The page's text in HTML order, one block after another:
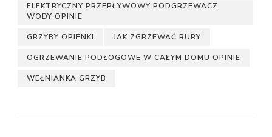
ELEKTRYCZNY PRZEPŁYWOWY PODGRZEWACZ
WODY OPINIE
GRZYBY OPIENKI JAK ZGRZEWAĆ RURY
OGRZEWANIE PODŁOGOWE W CAŁYM DOMU OPINIE
WEŁNIANKA GRZYB